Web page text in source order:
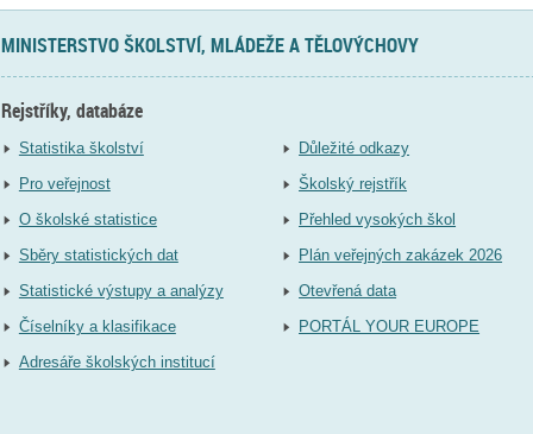
MINISTERSTVO ŠKOLSTVÍ, MLÁDEŽE A TĚLOVÝCHOVY
Rejstříky, databáze
Statistika školství
Pro veřejnost
O školské statistice
Sběry statistických dat
Statistické výstupy a analýzy
Číselníky a klasifikace
Adresáře školských institucí
Důležité odkazy
Školský rejstřík
Přehled vysokých škol
Plán veřejných zakázek 2026
Otevřená data
PORTÁL YOUR EUROPE